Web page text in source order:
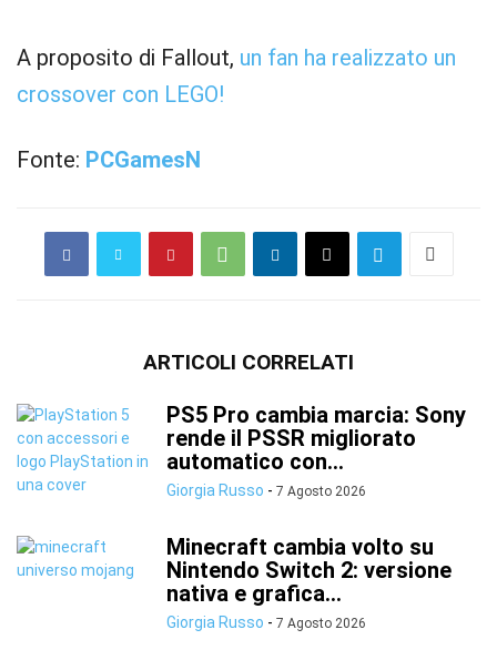
A proposito di Fallout, un fan ha realizzato un
crossover con LEGO!
Fonte: PCGamesN
ARTICOLI CORRELATI
PS5 Pro cambia marcia: Sony
rende il PSSR migliorato
automatico con...
Giorgia Russo - 7 Agosto 2026
Minecraft cambia volto su
Nintendo Switch 2: versione
nativa e grafica...
Giorgia Russo - 7 Agosto 2026